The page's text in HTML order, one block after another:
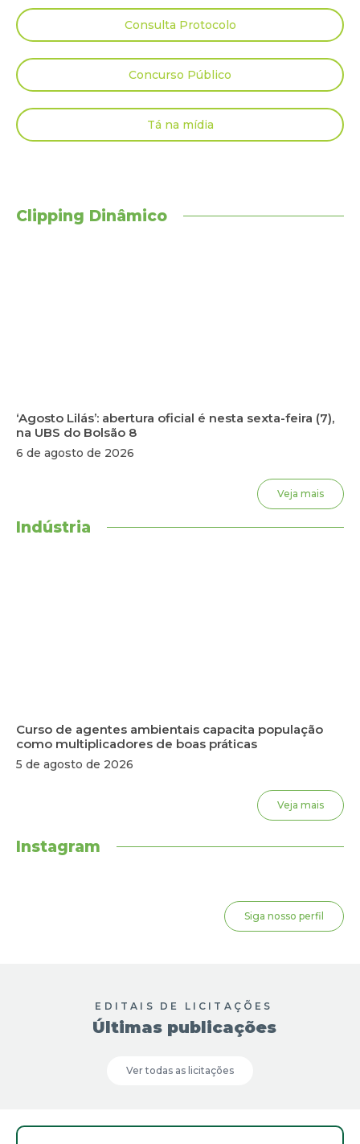
Consulta Protocolo
Concurso Público
Tá na mídia
Clipping Dinâmico
‘Agosto Lilás’: abertura oficial é nesta sexta-feira (7),
na UBS do Bolsão 8
6 de agosto de 2026
Veja mais
Indústria
Curso de agentes ambientais capacita população
como multiplicadores de boas práticas
5 de agosto de 2026
Veja mais
Instagram
Siga nosso perfil
EDITAIS DE LICITAÇÕES
Últimas publicações
Ver todas as licitações